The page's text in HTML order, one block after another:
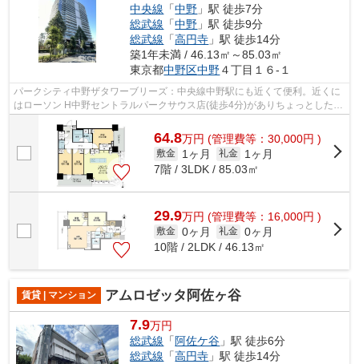
中央線 「中野 」駅 徒歩7分
総武線 「中野 」駅 徒歩9分
総武線 「高円寺 」駅 徒歩14分
築1年未満 / 46.13㎡～85.03㎡
東京都中野区中野４丁目１６-１
パークシティ中野ザタワーブリーズ：中央線中野駅にも近くて便利。近くに
はローソン H中野セントラルパークサウス店(徒歩4分)がありちょっとした買
い物に便利です。共用部にはエレベー...
64.8万円 (管理費等：30,000円 )
敷金 1ヶ月 礼金
1ヶ月
7階 / 3LDK / 85.03㎡
29.9万円 (管理費等：16,000円 )
敷金 0ヶ月 礼金 0ヶ月
10階 / 2LDK / 46.13㎡
賃貸 | マンション アムロゼッタ阿佐ヶ谷
7.9万円
総武線 「 阿佐ケ谷 」駅 徒歩6分
総武線 「高円寺 」駅 徒歩14分